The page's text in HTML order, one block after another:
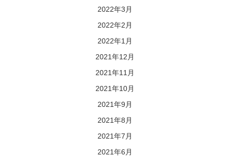
2022年3月
2022年2月
2022年1月
2021年12月
2021年11月
2021年10月
2021年9月
2021年8月
2021年7月
2021年6月